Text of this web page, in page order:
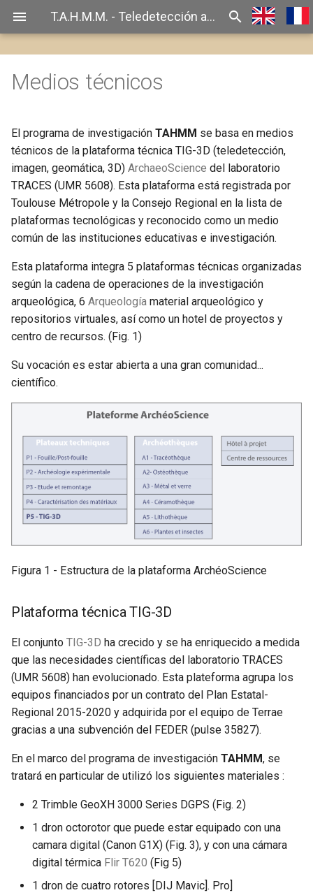
T.A.H.M.M. - Teledetección arqueológica en alta y media montaña
Medios técnicos
El programa de investigación TAHMM se basa en medios
técnicos de la plataforma técnica TIG-3D (teledetección,
imagen, geomática, 3D) ArchaeoScience del laboratorio
TRACES (UMR 5608). Esta plataforma está registrada por
Toulouse Métropole y la Consejo Regional en la lista de
plataformas tecnológicas y reconocido como un medio
común de las instituciones educativas e investigación.
Esta plataforma integra 5 plataformas técnicas organizadas
según la cadena de operaciones de la investigación
arqueológica, 6 Arqueología material arqueológico y
repositorios virtuales, así como un hotel de proyectos y
centro de recursos. (Fig. 1)
Su vocación es estar abierta a una gran comunidad...
científico.
Figura 1 - Estructura de la plataforma ArchéoScience
Plataforma técnica TIG-3D
El conjunto TIG-3D ha crecido y se ha enriquecido a medida
que las necesidades científicas del laboratorio TRACES
(UMR 5608) han evolucionado. Esta plateforma agrupa los
equipos financiados por un contrato del Plan Estatal-
Regional 2015-2020 y adquirida por el equipo de Terrae
gracias a una subvención del FEDER (pulse 35827).
En el marco del programa de investigación TAHMM, se
tratará en particular de utilizó los siguientes materiales :
2 Trimble GeoXH 3000 Series DGPS (Fig. 2)
1 dron octorotor que puede estar equipado con una
camara digital (Canon G1X) (Fig. 3), y con una cámara
digital térmica Flir T620 (Fig 5)
1 dron de cuatro rotores [DIJ Mavic]. Pro]